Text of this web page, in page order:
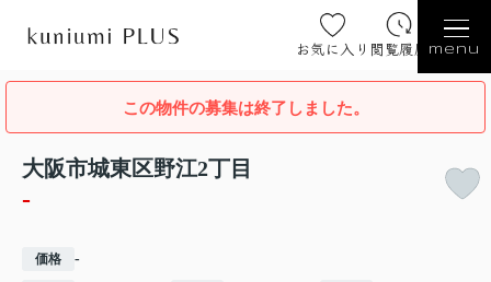
お気に入り 閲覧履歴 menu
この物件の募集は終了しました。
大阪市城東区野江2丁目
-
価格 -